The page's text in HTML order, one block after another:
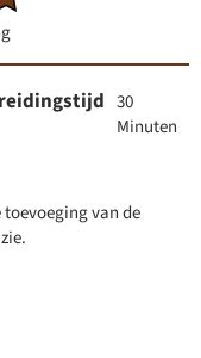
30
Minuten
toevoeging van de